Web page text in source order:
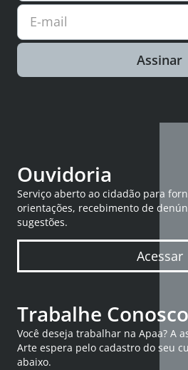
E-mail
Assinar
Ouvidoria
Serviço aberto ao cidadão para
orientações, recebimento de
sugestões.
Acessar
Trabalhe Conosco
Você deseja trabalhar na Apaa? A
Arte espera pelo cadastro do seu
abaixo.